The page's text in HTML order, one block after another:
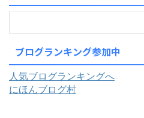
ブログランキング参加中
人気ブログランキングへ
にほんブログ村